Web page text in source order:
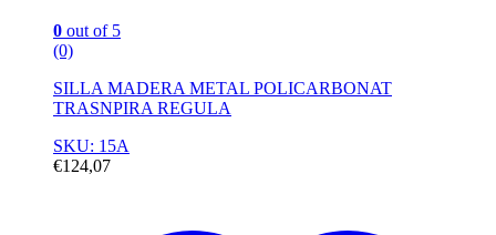
0 out of 5
(0)
SILLA MADERA METAL POLICARBONAT
TRASNPIRA REGULA
SKU: 15A
€124,07